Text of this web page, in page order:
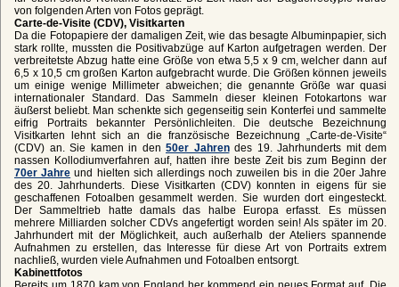
von folgenden Arten von Fotos geprägt.
Carte-de-Visite (CDV), Visitkarten
Da die Fotopapiere der damaligen Zeit, wie das besagte Albuminpapier, sich
stark rollte, mussten die Positivabzüge auf Karton aufgetragen werden. Der
verbreitetste Abzug hatte eine Größe von etwa 5,5 x 9 cm, welcher dann auf
6,5 x 10,5 cm großen Karton aufgebracht wurde. Die Größen können jeweils
um einige wenige Millimeter abweichen; die genannte Größe war quasi
internationaler Standard. Das Sammeln dieser kleinen Fotokartons war
äußerst beliebt. Man schenkte sich gegenseitig sein Konterfei und sammelte
eifrig Portraits bekannter Persönlichleiten. Die deutsche Bezeichnung
Visitkarten lehnt sich an die französische Bezeichnung „Carte-de-Visite“
(CDV) an. Sie kamen in den 50er Jahrendes 19. Jahrhunderts mit dem
nassen Kollodiumverfahren auf, hatten ihre beste Zeit bis zum Beginn der
70er Jahre und hielten sich allerdings noch zuweilen bis in die 20er Jahre
des 20. Jahrhunderts. Diese Visitkarten (CDV) konnten in eigens für sie
geschaffenen Fotoalben gesammelt werden. Sie wurden dort eingesteckt.
Der Sammeltrieb hatte damals das halbe Europa erfasst. Es müssen
mehrere Milliarden solcher CDVs angefertigt worden sein! Als später im 20.
Jahrhundert mit der Möglichkeit, auch außerhalb der Ateliers spannende
Aufnahmen zu erstellen, das Interesse für diese Art von Portraits extrem
nachließ, wurden viele Aufnahmen und Fotoalben entsorgt.
Kabinettfotos